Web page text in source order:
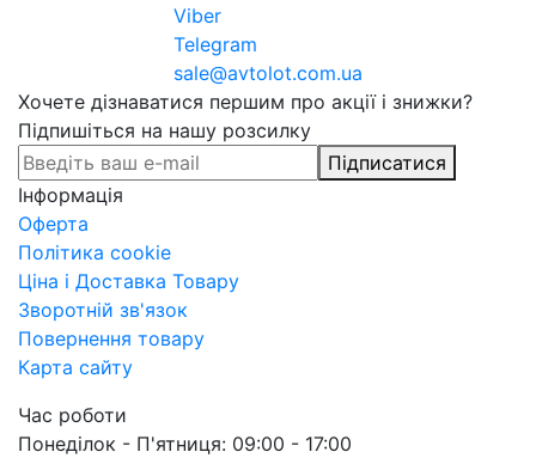
Viber
Telegram
sale@avtolot.com.ua
Хочете дізнаватися першим про акції і знижки?
Підпишіться на нашу розсилку
Підписатися
Інформація
Оферта
Політика cookie
Ціна і Доставка Товару
Зворотній зв'язок
Повернення товару
Карта сайту
Час роботи
Понеділок - П'ятниця: 09:00 - 17:00